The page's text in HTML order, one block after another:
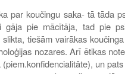
par koučingu saka- tā tāda
gāja pie mācītāja, tad pie
tiešām vairākas
nozares. Arī ētikas
un